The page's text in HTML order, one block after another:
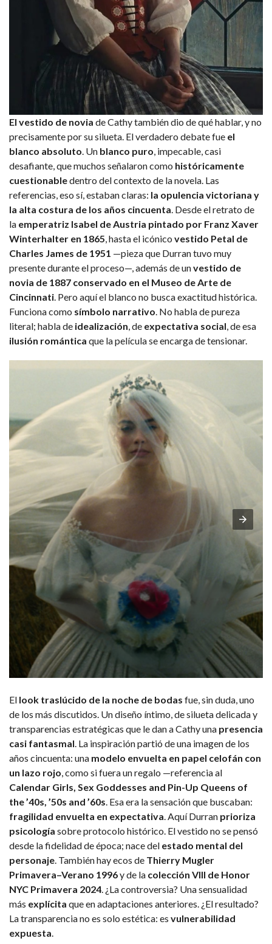
El vestido de novia de Cathy también dio de qué hablar, y no
precisamente por su silueta. El verdadero debate fue el
blanco absoluto. Un blanco puro, impecable, casi
desafiante, que muchos señalaron como históricamente
cuestionabledentro del contexto de la novela. Las
referencias, eso sí, estaban claras: la opulencia victoriana y
la alta costura de los años cincuenta. Desde el retrato de
la emperatriz Isabel de Austria pintado por Franz Xaver
Winterhalter en 1865, hasta el icónico vestido Petal de
Charles James de 1951 —pieza que Durran tuvo muy
presente durante el proceso—, además de unvestido de
novia de 1887 conservado en el Museo de Arte de
Cincinnati. Pero aquí el blanco no busca exactitud histórica.
Funciona como símbolo narrativo. No habla de pureza
literal; habla de idealización, de expectativa social, de esa
ilusión romántica que la película se encarga de tensionar.
El look traslúcido de la noche de bodas fue, sin duda, uno
de los más discutidos. Un diseño íntimo, de silueta delicada y
transparencias estratégicas que le dan a Cathy una presencia
casi fantasmal. La inspiración partió de una imagen de los
años cincuenta: una modelo envuelta en papel celofán con
un lazo rojo, como si fuera un regalo —referencia al
Calendar Girls, Sex Goddesses and Pin-Up Queens of
the ’40s, ’50s and ’60s. Esa era la sensación que buscaban:
fragilidad envuelta en expectativa. Aquí Durran prioriza
psicología sobre protocolo histórico. El vestido no se pensó
desde la fidelidad de época; nace del estado mental del
personaje. También hay ecos de Thierry Mugler
Primavera–Verano 1996y de la colección VIII de Honor
NYC Primavera 2024. ¿La controversia? Una sensualidad
más explícita que en adaptaciones anteriores. ¿El resultado?
La transparencia no es solo estética: es vulnerabilidad
expuesta.